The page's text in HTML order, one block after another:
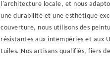
l'architecture locale, et nous
une durabilité et une esthétique
couverture, nous utilisons des
résistantes aux intempéries et aux
tuiles. Nos artisans qualifiés, fiers